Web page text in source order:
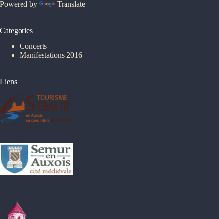
Powered by Translate
Categories
Concerts
Manifestations 2016
Liens